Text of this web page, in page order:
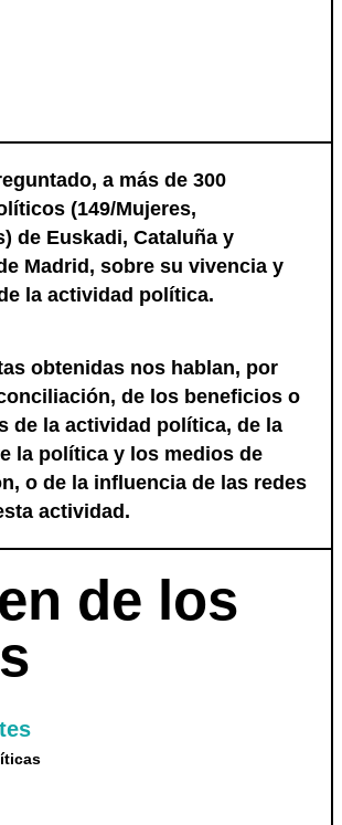
a más de 300
(149/Mujeres,
de Euskadi, Cataluña y
Madrid, sobre su vivencia y
la actividad política.
obtenidas nos hablan, por
de los beneficios o
de la actividad política, de la
la política y los medios de
o de la influencia de las redes
actividad.
de los